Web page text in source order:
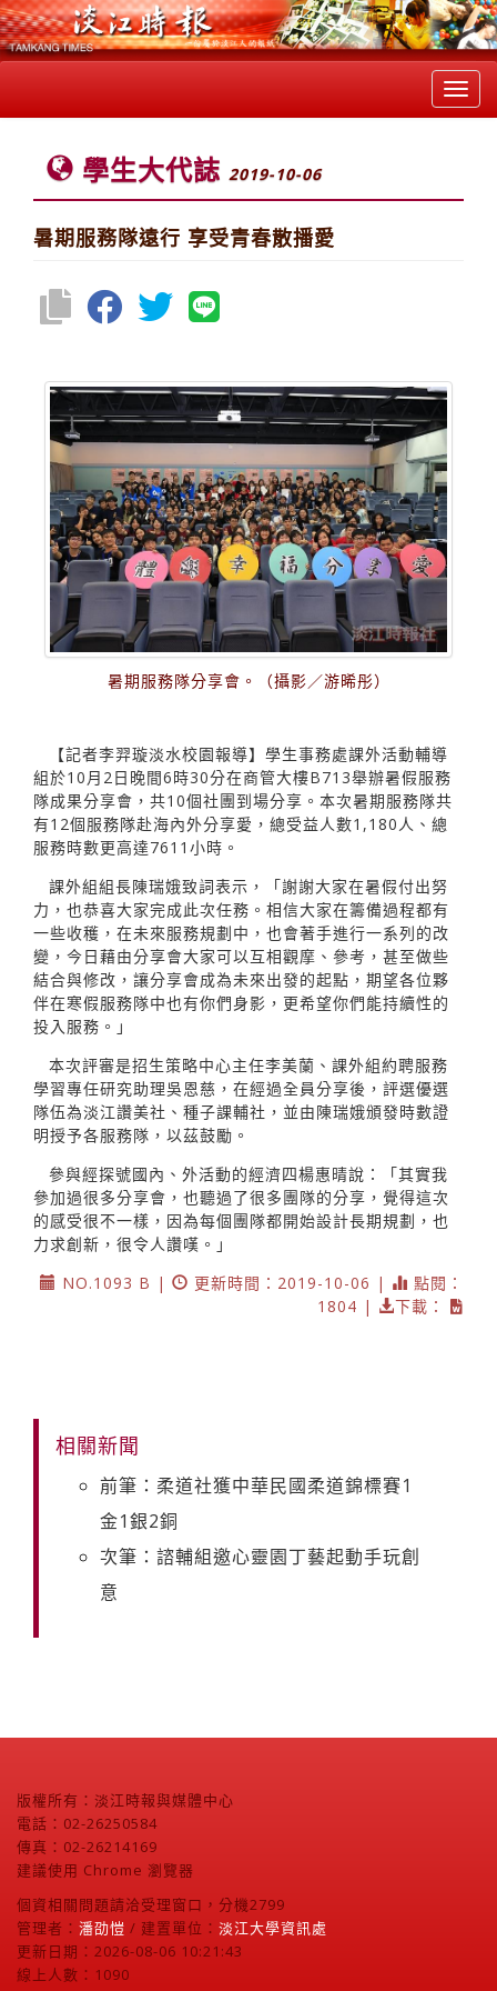
學生大代誌 2019-10-06
暑期服務隊遠行 享受青春散播愛
暑期服務隊分享會。（攝影／游晞彤）
【記者李羿璇淡水校園報導】學生事務處課外活動輔導
組於10月2日晚間6時30分在商管大樓B713舉辦暑假服務
隊成果分享會，共10個社團到場分享。本次暑期服務隊共
有12個服務隊赴海內外分享愛，總受益人數1,180人、總
服務時數更高達7611小時。
課外組組長陳瑞娥致詞表示，「謝謝大家在暑假付出努
力，也恭喜大家完成此次任務。相信大家在籌備過程都有
一些收穫，在未來服務規劃中，也會著手進行一系列的改
變，今日藉由分享會大家可以互相觀摩、參考，甚至做些
結合與修改，讓分享會成為未來出發的起點，期望各位夥
伴在寒假服務隊中也有你們身影，更希望你們能持續性的
投入服務。」
本次評審是招生策略中心主任李美蘭、課外組約聘服務
學習專任研究助理吳恩慈，在經過全員分享後，評選優選
隊伍為淡江讚美社、種子課輔社，並由陳瑞娥頒發時數證
明授予各服務隊，以茲鼓勵。
參與經探號國內、外活動的經濟四楊惠晴說：「其實我
參加過很多分享會，也聽過了很多團隊的分享，覺得這次
的感受很不一樣，因為每個團隊都開始設計長期規劃，也
力求創新，很令人讚嘆。」
NO.1093 B |
更新時間：2019-10-06 |
點閱：
1804 |
下載：
相關新聞
前筆：柔道社獲中華民國柔道錦標賽1
金1銀2銅
次筆：諮輔組邀心靈園丁藝起動手玩創
意
版權所有：淡江時報與媒體中心
電話：02-26250584
傳真：02-26214169
建議使用 Chrome 瀏覽器
個資相關問題請洽受理窗口，分機2799
管理者： 潘劭愷 / 建置單位： 淡江大學資訊處
更新日期：2026-08-06 10:21:43
線上人數：1090